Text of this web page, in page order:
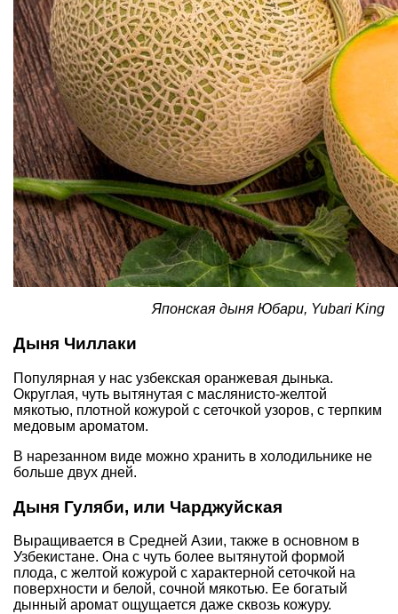
Японская дыня Юбари, Yubari King
Дыня Чиллаки
Популярная у нас узбекская оранжевая дынька.
Округлая, чуть вытянутая с маслянисто-желтой
мякотью, плотной кожурой с сеточкой узоров, с терпким
медовым ароматом.
В нарезанном виде можно хранить в холодильнике не
больше двух дней.
Дыня Гуляби, или Чарджуйская
Выращивается в Средней Азии, также в основном в
Узбекистане. Она с чуть более вытянутой формой
плода, с желтой кожурой с характерной сеточкой на
поверхности и белой, сочной мякотью. Ее богатый
дынный аромат ощущается даже сквозь кожуру.